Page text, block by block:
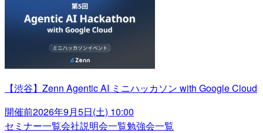
【渋谷】Zenn Agentic AI ミニハッカソン with Google Cloud
開催前2026年9月5日(土) 10:00
セミナー一覧会社説明会一覧勉強会一覧